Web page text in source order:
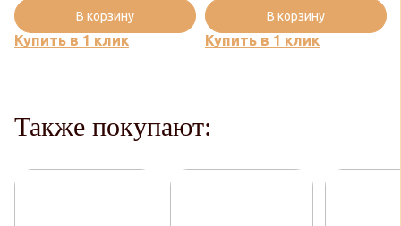
Купить в 1 клик
В корзину
Купить в 1 клик
В корзину
Также покупают: